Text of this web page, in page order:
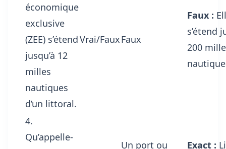
économique
exclusive
(ZEE) s’étend
jusqu’à 12
milles
nautiques
d’un littoral.
Vrai/FauxFaux
Faux :
s’étend
200
4.
Qu’appelle-
Un port ou
Exact :